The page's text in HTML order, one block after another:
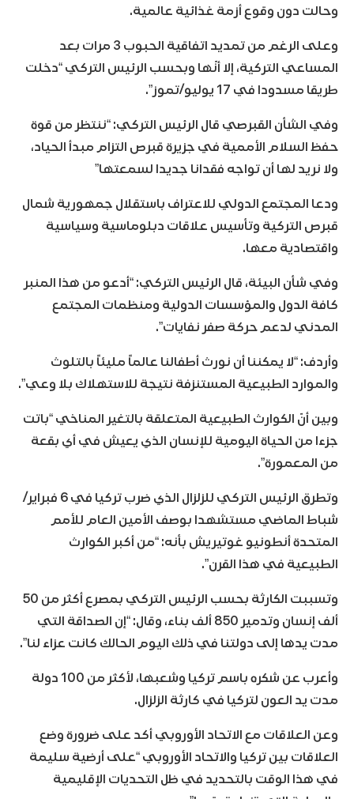
وحالت دون وقوع أزمة غذائية عالمية.
وعلى الرغم من تمديد اتفاقية الحبوب 3 مرات بعد
المساعي التركية، إلا أنّها وبحسب الرئيس التركي “دخلت
طريقا مسدودا في 17 يوليو/تموز”.
وفي الشأن القبرصي قال الرئيس التركي: “ننتظر من قوة
حفظ السلام الأممية في جزيرة قبرص التزام مبدأ الحياد،
ولا نريد لها أن تواجه فقدانا جديدا لسمعتها”
ودعا المجتمع الدولي للاعتراف باستقلال جمهورية شمال
قبرص التركية وتأسيس علاقات دبلوماسية وسياسية
واقتصادية معها.
وفي شأن البيئة، قال الرئيس التركي: “أدعو من هذا المنبر
كافة الدول والمؤسسات الدولية ومنظمات المجتمع
المدني لدعم حركة صفر نفايات”.
وأردف: “لا يمكننا أن نورث أطفالنا عالماً مليئاً بالتلوث
والموارد الطبيعية المستنزفة نتيجة للاستهلاك بلا وعي”.
وبين أنّ الكوارث الطبيعية المتعلقة بالتغير المناخي “باتت
جزءا من الحياة اليومية للإنسان الذي يعيش في أي بقعة
من المعمورة”.
وتطرق الرئيس التركي للزلزال الذي ضرب تركيا في 6 فبراير/
شباط الماضي مستشهدا بوصف الأمين العام للأمم
المتحدة أنطونيو غوتيريش بأنه: “من أكبر الكوارث
الطبيعية في هذا القرن”.
وتسببت الكارثة بحسب الرئيس التركي بمصرع أكثر من 50
ألف إنسان وتدمير 850 ألف بناء، وقال: “إن الصداقة التي
مدت يدها إلى دولتنا في ذلك اليوم الحالك كانت عزاء لنا”.
وأعرب عن شكره باسم تركيا وشعبها، لأكثر من 100 دولة
مدت يد العون لتركيا في كارثة الزلزال.
وعن العلاقات مع الاتحاد الأوروبي أكد على ضرورة وضع
العلاقات بين تركيا والاتحاد الأوروبي “على أرضية سليمة
في هذا الوقت بالتحديد في ظل التحديات الإقليمية